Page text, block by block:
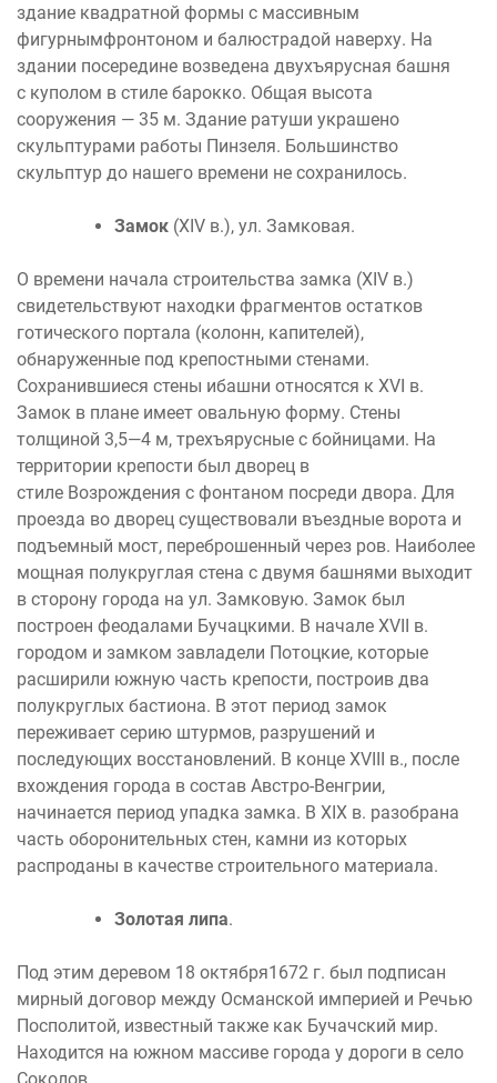
здание квадратной формы с массивным
фигурнымфронтоном и балюстрадой наверху. На
здании посередине возведена двухъярусная башня
с куполом в стиле барокко. Общая высота
сооружения — 35 м. Здание ратуши украшено
скульптурами работы Пинзеля. Большинство
скульптур до нашего времени не сохранилось.
Замок (XIV в.), ул. Замковая.
О времени начала строительства замка (XIV в.)
свидетельствуют находки фрагментов остатков
готического портала (колонн, капителей),
обнаруженные под крепостными стенами.
Сохранившиеся стены ибашни относятся к XVI в.
Замок в плане имеет овальную форму. Стены
толщиной 3,5—4 м, трехъярусные с бойницами. На
территории крепости был дворец в
стиле Возрождения с фонтаном посреди двора. Для
проезда во дворец существовали въездные ворота и
подъемный мост, переброшенный через ров. Наиболее
мощная полукруглая стена с двумя башнями выходит
в сторону города на ул. Замковую. Замок был
построен феодалами Бучацкими. В начале XVII в.
городом и замком завладели Потоцкие, которые
расширили южную часть крепости, построив два
полукруглых бастиона. В этот период замок
переживает серию штурмов, разрушений и
последующих восстановлений. В конце XVIII в., после
вхождения города в состав Австро-Венгрии,
начинается период упадка замка. В XIX в. разобрана
часть оборонительных стен, камни из которых
распроданы в качестве строительного материала.
Золотая липа.
Под этим деревом 18 октября1672 г. был подписан
мирный договор между Османской империей и Речью
Посполитой, известный также как Бучачский мир.
Находится на южном массиве города у дороги в село